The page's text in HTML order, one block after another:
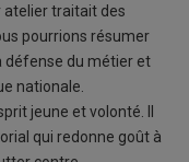
atelier traitait des
pourrions résumer
défense du métier et
nationale.
jeune et volonté. Il
qui redonne goût à